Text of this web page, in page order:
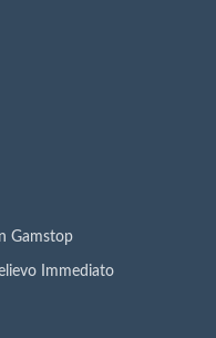
Gamstop
Immediato